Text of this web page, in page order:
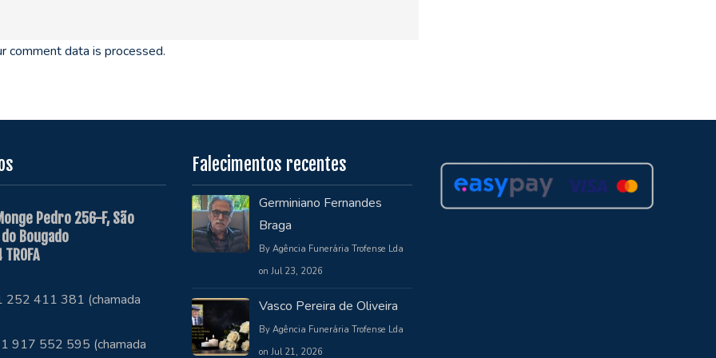
comment data is processed.
Pedro 256-F, São
Bougado
252 411 381 (chamada
917 552 595 (chamada
Falecimentos recentes
Germiniano Fernandes
Braga
By Agência Funerária Trofense Lda
on Jul 23, 2026
Vasco Pereira de Oliveira
By Agência Funerária Trofense Lda
on Jul 21, 2026